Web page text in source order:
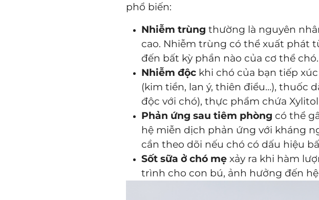
phổ biến:
Nhiễm trùng thường là nguyên
cao. Nhiễm trùng có thể xuất phát
đến bất kỳ phần nào của cơ thể chó.
Nhiễm độc khi chó của bạn tiếp
(kim tiền, lan ý, thiên điểu…), thuốc
độc với chó), thực phẩm chứa
Phản ứng sau tiêm phòng có thể
hệ miễn dịch phản ứng với kháng
cần theo dõi nếu chó có dấu hiệu
Sốt sữa ở chó mẹ xảy ra khi hàm
trình cho con bú, ảnh hưởng đến